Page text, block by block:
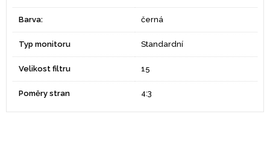
Barva: černá
Typ monitoru Standardní
Velikost filtru 15
Poměry stran 4:3